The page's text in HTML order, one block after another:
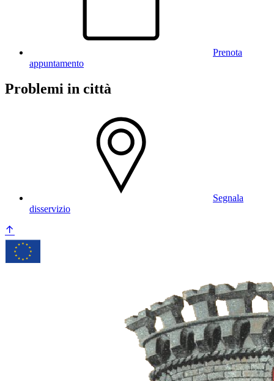
Prenota
appuntamento
Problemi in città
Segnala
disservizio